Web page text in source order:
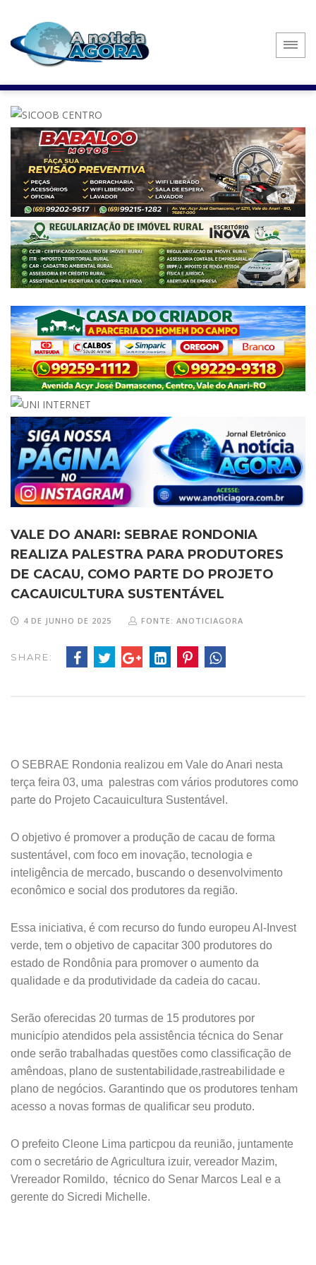
VALE DO ANARI: SEBRAE RONDONIA
REALIZA PALESTRA PARA PRODUTORES
DE CACAU, COMO PARTE DO PROJETO
CACAUICULTURA SUSTENTÁVEL
4 DE JUNHO DE 2025 FONTE: ANOTICIAGORA
SHARE:
O SEBRAE Rondonia realizou em Vale do Anari nesta
terça feira 03, uma palestras com vários produtores como
parte do Projeto Cacauicultura Sustentável.
O objetivo é promover a produção de cacau de forma
sustentável, com foco em inovação, tecnologia e
inteligência de mercado, buscando o desenvolvimento
econômico e social dos produtores da região.
Essa iniciativa, é com recurso do fundo europeu Al-Invest
verde, tem o objetivo de capacitar 300 produtores do
estado de Rondônia para promover o aumento da
qualidade e da produtividade da cadeia do cacau.
Serão oferecidas 20 turmas de 15 produtores por
município atendidos pela assistência técnica do Senar
onde serão trabalhadas questões como classificação de
amêndoas, plano de sustentabilidade,rastreabilidade e
plano de negócios. Garantindo que os produtores tenham
acesso a novas formas de qualificar seu produto.
O prefeito Cleone Lima particpou da reunião, juntamente
com o secretário de Agricultura izuir, vereador Mazim,
Vrereador Romildo, técnico do Senar Marcos Leal e a
gerente do Sicredi Michelle.